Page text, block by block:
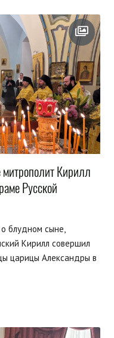
Кирилл
Русской
блудном сыне,
Кирилл совершил
царицы Александры в